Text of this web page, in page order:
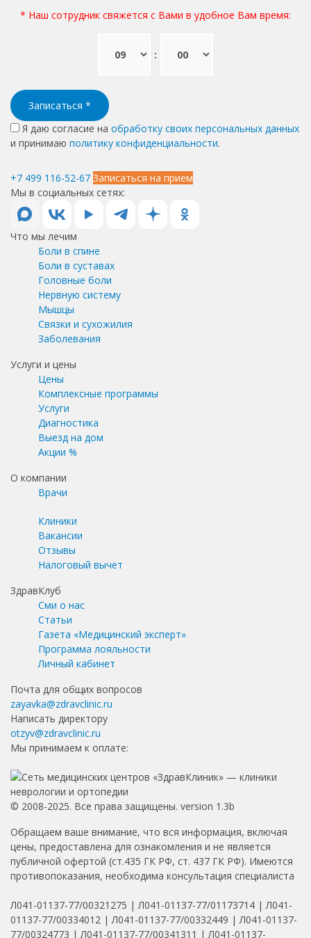
* Наш сотрудник свяжется с Вами в удобное Вам время:
:
Записаться *
Я даю согласие на обработку своих персональных данных
и принимаю политику конфиденциальности.
+7 499 116-52-67 Записаться на прием
Мы в социальных сетях:
Что мы лечим
Боли в спине
Боли в суставах
Головные боли
Нервную систему
Мышцы
Связки и сухожилия
Заболевания
Услуги и цены
Цены
Комплексные программы
Услуги
Диагностика
Выезд на дом
Акции %
О компании
Врачи
Клиники
Вакансии
Отзывы
Налоговый вычет
ЗдравКлуб
Сми о нас
Статьи
Газета «Медицинский эксперт»
Программа лояльности
Личный кабинет
Почта для общих вопросов
zayavka@zdravclinic.ru
Написать директору
otzyv@zdravclinic.ru
Мы принимаем к оплате:
© 2008-2025. Все права защищены. version 1.3b
Обращаем ваше внимание, что вся информация, включая
цены, предоставлена для ознакомления и не является
публичной офертой (ст.435 ГК РФ, ст. 437 ГК РФ). Имеются
противопоказания, необходима консультация специалиста
Л041-01137-77/00321275 | Л041-01137-77/01173714 | Л041-
01137-77/00334012 | Л041-01137-77/00332449 | Л041-01137-
77/00324773 | Л041-01137-77/00341311 | Л041-01137-